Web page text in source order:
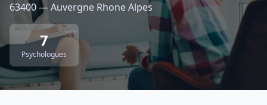
63400 — Auvergne Rhone Alpes
7
Psychologues